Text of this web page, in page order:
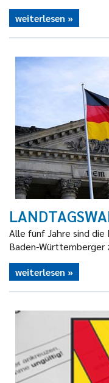
weiterlesen
Alle fünf Jahre sind die
Baden-Württemberger
weiterlesen